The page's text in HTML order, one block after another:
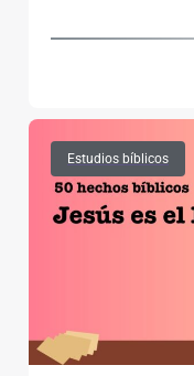
Estudios bíblicos